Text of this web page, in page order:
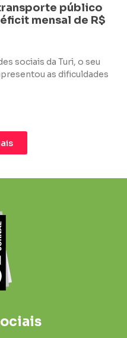
público
mensal de R$
sociais da Turi, o seu
as dificuldades